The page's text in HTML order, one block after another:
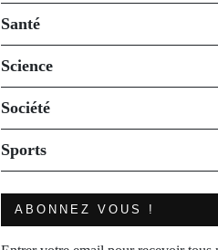
Santé
Science
Société
Sports
ABONNEZ VOUS !